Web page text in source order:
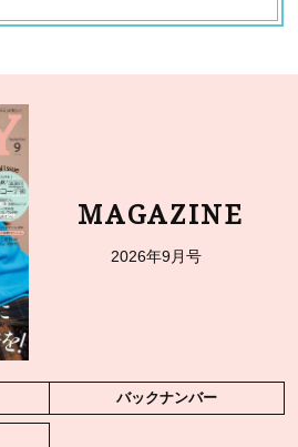
MAGAZINE
2026年9月号
バックナンバー